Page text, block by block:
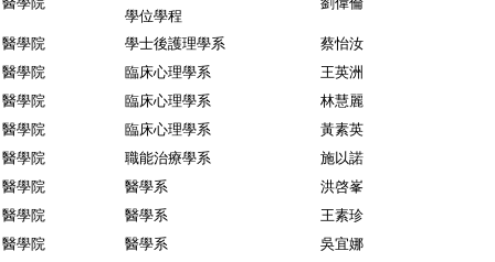
學位學程
醫學院 學士後護理學系
蔡怡汝
醫學院
臨床心理學系
王英洲
醫學院
臨床心理學系
林慧麗
醫學院
臨床心理學系
黃素英
醫學院
職能治療學系
施以諾
醫學院
醫學系
洪啓峯
醫學院
醫學系
王素珍
醫學院
醫學系
吳宜娜